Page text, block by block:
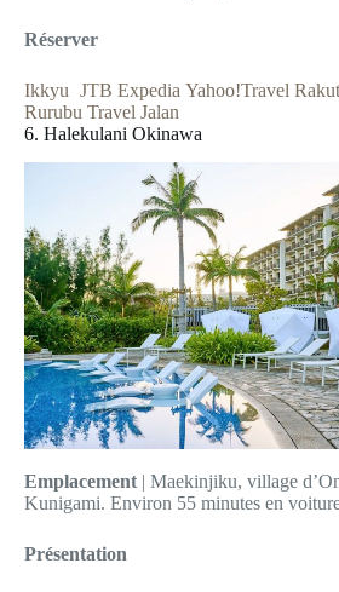
Réserver
Ikkyu JTB Expedia Yahoo!Travel
Rurubu Travel Jalan
6. Halekulani Okinawa
Emplacement | Maekinjiku, village
Kunigami. Environ 55 minutes en
Présentation